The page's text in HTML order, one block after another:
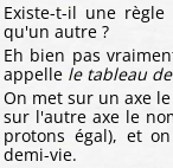
Existe-t-il une
qu'un autre ?
Eh bien pas
appelle le tableau
On met sur un axe
sur l'autre axe le
protons égal), et
demi-vie.